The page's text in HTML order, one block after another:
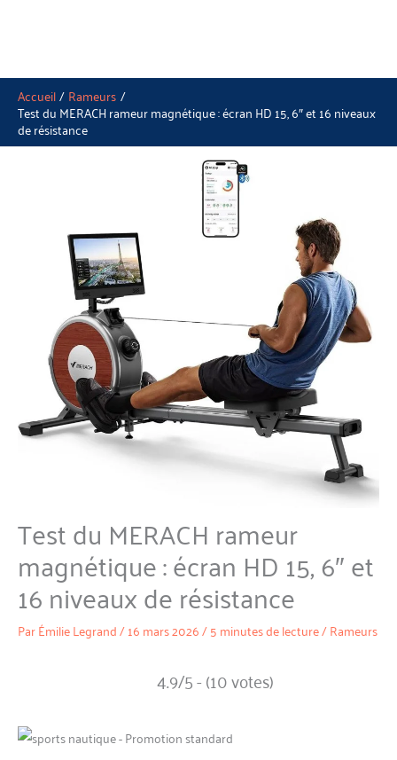
Accueil Rameurs
Test du MERACH rameur magnétique : écran HD 15, 6″ et 16 niveaux
de résistance
Test du MERACH rameur
magnétique : écran HD 15, 6″ et
16 niveaux de résistance
ParÉmilie Legrand/16 mars 2026/5 minutes de lecture/Rameurs
4.9/5 - (10 votes)